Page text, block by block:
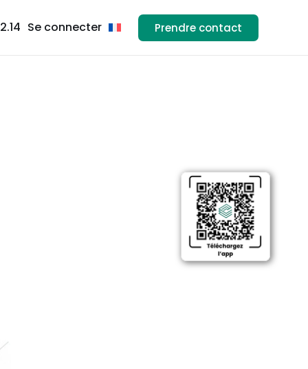
Se connecter Prendre contact